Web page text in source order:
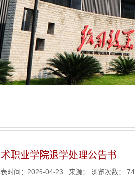
职业学院退学处理公告书
时间：2026-04-23 来源： 浏览次数： 74